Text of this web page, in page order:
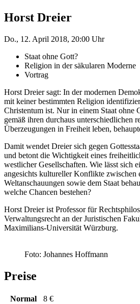
Horst Dreier
Do., 12. April 2018, 20:00 Uhr
Staat ohne Gott?
Religion in der säkularen Moderne
Vortrag
Horst Dreier sagt: In der modernen
mit keiner bestimmten Religion
Christentum ist. Nur in einem Staat ohne
gemäß ihren durchaus unterschiedlichen
Überzeugungen in Freiheit leben,
Damit wendet Dreier sich gegen
und betont die Wichtigkeit eines
westlicher Gesellschaften. Wie lässt sich
angesichts kultureller Konflikte zwischen
Weltanschauungen sowie dem Staat
welche Chancen bestehen?
Horst Dreier ist Professor für
Verwaltungsrecht an der Juristischen
Maximilians-Universität Würzburg.
Foto: Johannes Hoffmann
Preise
Normal
8 €